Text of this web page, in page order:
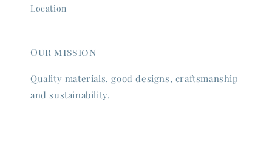
Location
Our mission
Quality materials, good designs, craftsmanship
and sustainability.